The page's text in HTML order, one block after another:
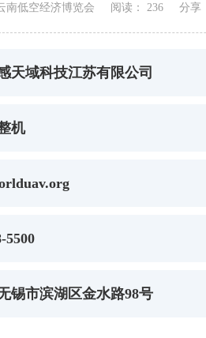
南低空经济博览会 阅读： 236 分享
天域科技江苏有限公司
机
5500
锡市滨湖区金水路98号